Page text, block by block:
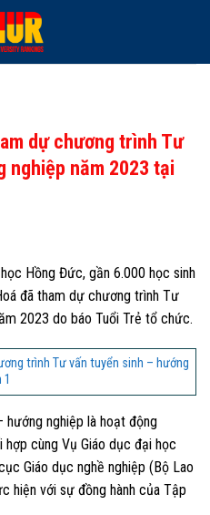
dự chương trình Tư
nghiệp năm 2023 tại
Hồng Đức, gần 6.000 học sinh
đã tham dự chương trình Tư
2023 do báo Tuổi Trẻ tổ chức.
hướng nghiệp là hoạt động
cùng Vụ Giáo dục đại học
Giáo dục nghề nghiệp (Bộ Lao
hiện với sự đồng hành của Tập